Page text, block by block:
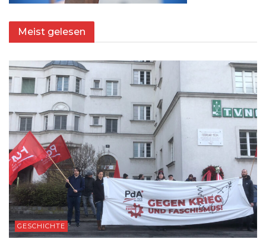
Meist gelesen
GESCHICHTE